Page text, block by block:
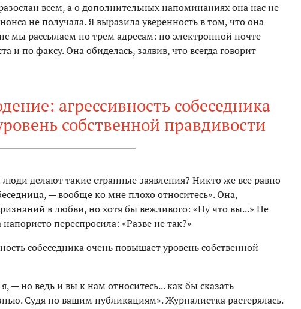
всем, а о дополнительных напоминаниях она нас не
не получала. Я выразила уверенность в том, что она
мы рассылаем по трем адресам: по электронной почте
и по факсу. Она обиделась, заявив, что всегда говорит
агрессивность собеседника
собственной правдивости
делают такие странные заявления? Никто же все равно
— вообще ко мне плохо относитесь». Она,
в любви, но хотя бы вежливого: «Ну что вы...» Не
переспросила: «Разве не так?»
собеседника очень повышает уровень собственной
— но ведь и вы к нам относитесь... как бы сказать
Судя по вашим публикациям». Журналистка растерялась.